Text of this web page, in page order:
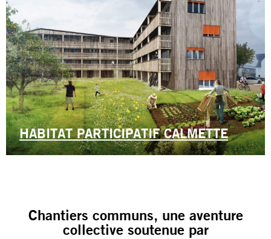
HABITAT PARTICIPATIF CALMETTE
Chantiers communs, une aventure
collective soutenue par